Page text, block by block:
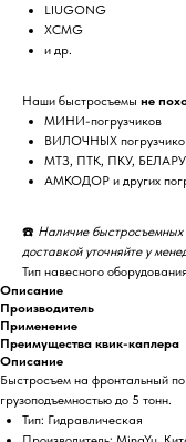
LIUGONG
XCMG
и др.
Наши быстросъемы не
МИНИ-погрузчиков
ВИЛОЧНЫХ
МТЗ, ПТК, ПКУ,
АМКОДОР и других
☎️ Наличие быстросъемных
доставкой уточняйте у
Тип навесного
Описание
Производитель
Применение
Преимущества квик-каплера
Описание
Быстросъем на фронтальный
грузоподъемностью до 5 тонн.
Тип: Гидравлическая